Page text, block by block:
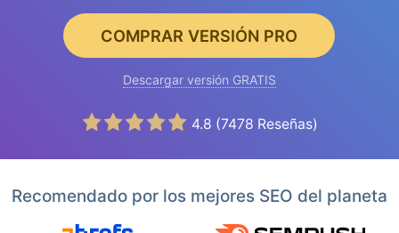
COMPRAR VERSIÓN PRO
Descargar versión GRATIS
4.8 (7478 Reseñas)
Recomendado por los mejores SEO del planeta